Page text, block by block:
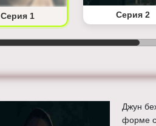
Серия 1 Серия 2
Джун
форме с